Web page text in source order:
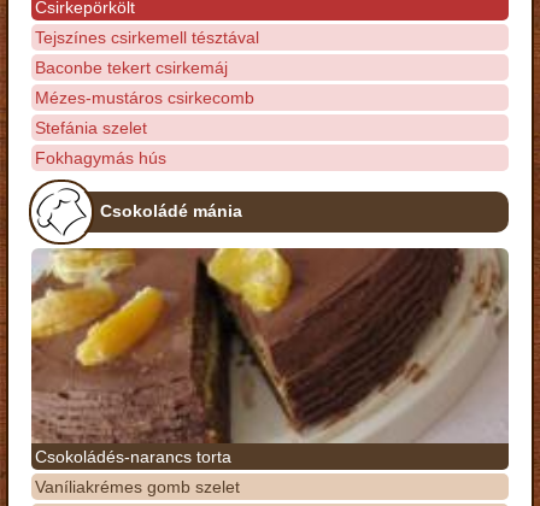
Csirkepörkölt
Tejszínes csirkemell tésztával
Baconbe tekert csirkemáj
Mézes-mustáros csirkecomb
Stefánia szelet
Fokhagymás hús
Csokoládé mánia
Csokoládés-narancs torta
Vaníliakrémes gomb szelet